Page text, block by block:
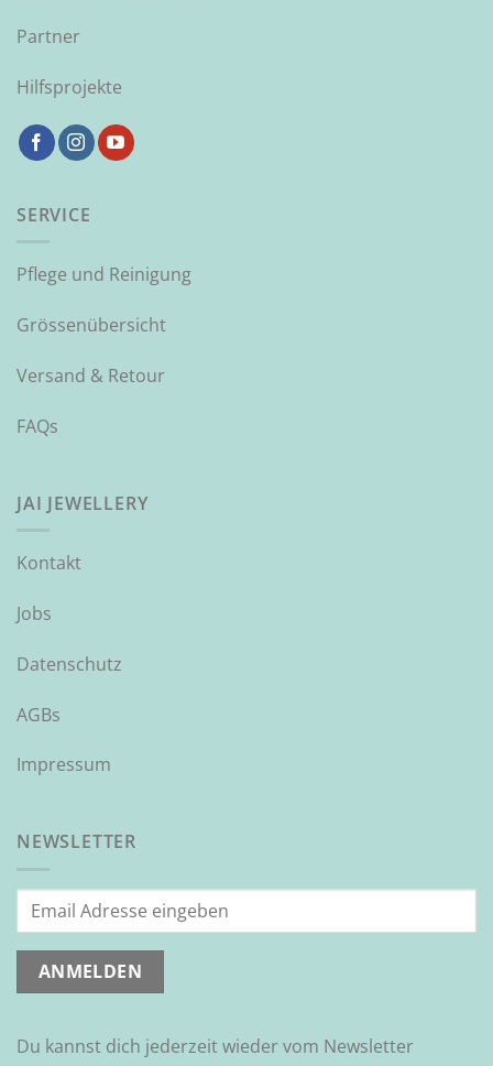
Partner
Hilfsprojekte
SERVICE
Pflege und Reinigung
Grössenübersicht
Versand & Retour
FAQs
JAI JEWELLERY
Kontakt
Jobs
Datenschutz
AGBs
Impressum
NEWSLETTER
Du kannst dich jederzeit wieder vom Newsletter